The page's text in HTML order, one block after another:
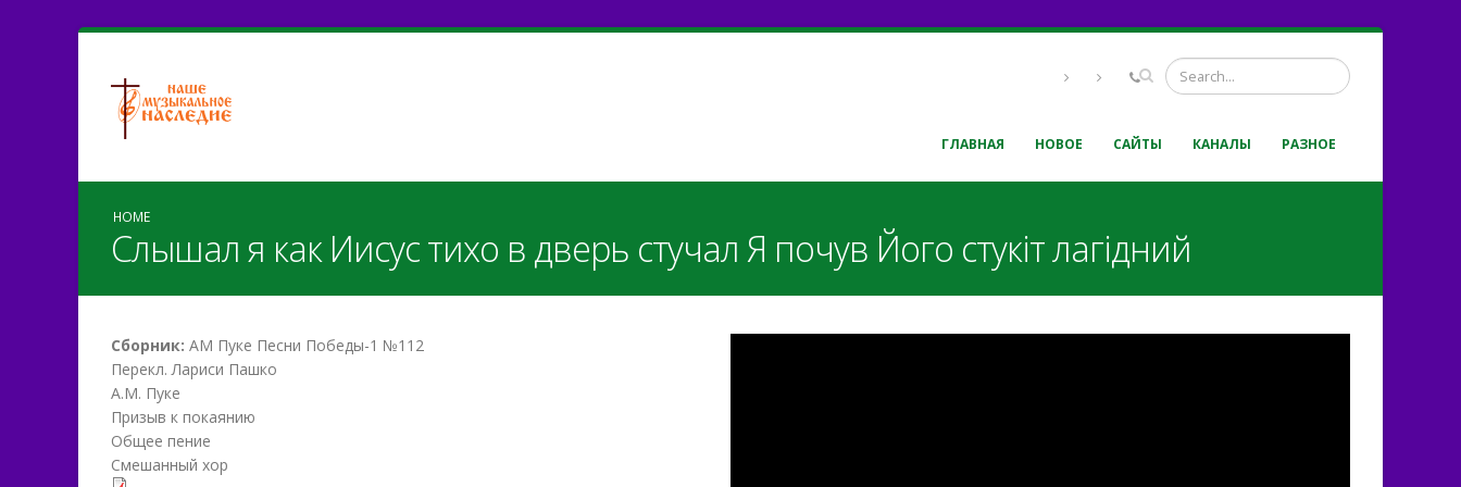
ГЛАВНАЯ НОВОЕ САЙТЫ КАНАЛЫ РАЗНОЕ
HOME
Слышал я как Иисус тихо в дверь стучал Я почув Його стукіт лагідний
Сборник: АМ Пуке Песни Победы-1 №112
Перекл. Лариси Пашко
А.М. Пуке
Призыв к покаянию
Общее пение
Смешанный хор